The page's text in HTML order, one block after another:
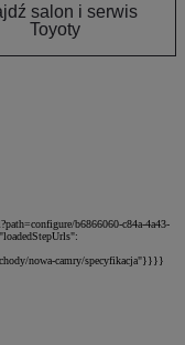
salon i serwis
Toyoty
b6866060-c84a-4a43-
nowa-camry/specyfikacja"}}}}